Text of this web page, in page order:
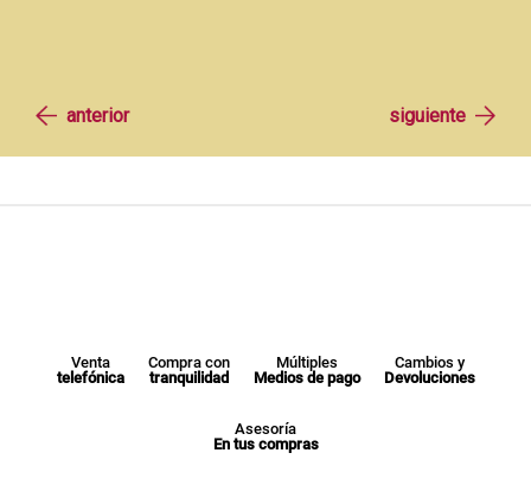
Venta
telefónica
Compra con
tranquilidad
Múltiples
Medios de pago
Cambios y
Devoluciones
Asesoría
En tus compras